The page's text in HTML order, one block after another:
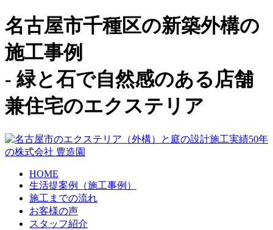
名古屋市千種区の新築外構の
施工事例
- 緑と石で自然感のある店舗
兼住宅のエクステリア
HOME
生活提案例（施工事例）
施工までの流れ
お客様の声
スタッフ紹介